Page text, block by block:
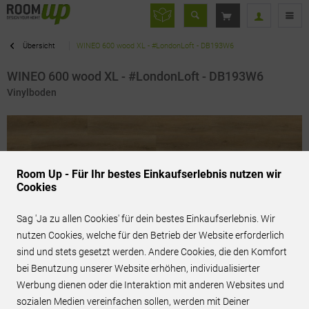
Übersicht WINEO 600 wood XL - #LondonLoft - DB193W6
WINEO 600 wood XL - #LondonLoft - DB193W6
Vinylboden
31,95 € / m² inkl. MwSt.
Room Up - Für Ihr bestes Einkaufserlebnis nutzen wir
Cookies
Sag 'Ja zu allen Cookies' für dein bestes Einkaufserlebnis. Wir
nutzen Cookies, welche für den Betrieb der Website erforderlich
sind und stets gesetzt werden. Andere Cookies, die den Komfort
bei Benutzung unserer Website erhöhen, individualisierter
Werbung dienen oder die Interaktion mit anderen Websites und
sozialen Medien vereinfachen sollen, werden mit Deiner